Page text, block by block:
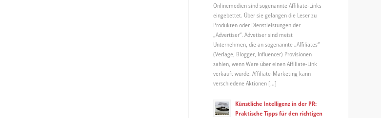
Onlinemedien sind sogenannte Affiliate-Links
eingebettet. Über sie gelangen die Leser zu
Produkten oder Dienstleistungen der
„Advertiser“. Advetiser sind meist
Unternehmen, die an sogenannte „Affiliates“
(Verlage, Blogger, Influencer) Provisionen
zahlen, wenn Ware über einen Affiliate-Link
verkauft wurde. Affiliate-Marketing kann
verschiedene Aktionen […]
Künstliche Intelligenz in der PR:
Praktische Tipps für den richtigen